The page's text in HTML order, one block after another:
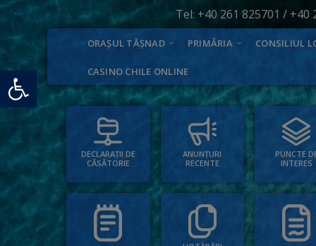
Deschide bara de unelte
Tel: +40 261 825701 / +40
ORAȘUL TĂȘNAD PRIMĂRIA CONSILIUL
CASINO CHILE ONLINE
DECLARAȚII DE
CĂSĂTORIE
ANUNȚURI
RECENTE
PUNCTE
INTERES